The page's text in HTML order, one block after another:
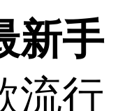
新手
流行